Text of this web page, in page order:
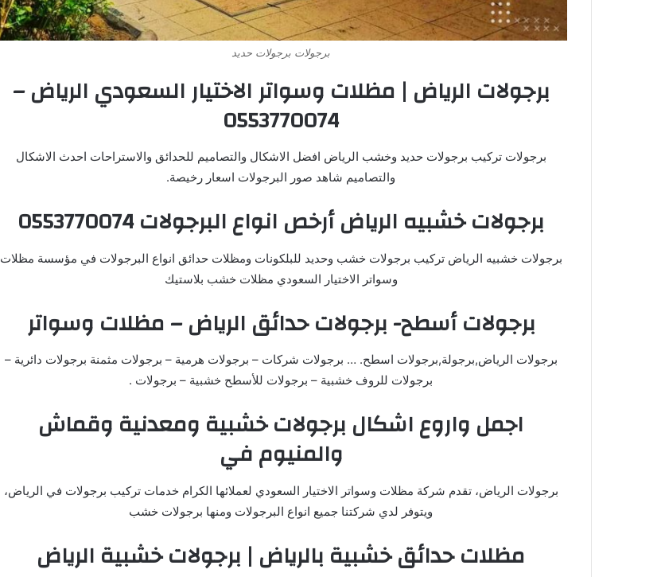
برجولات برجولات حديد
برجولات الرياض | مظلات وسواتر الاختيار السعودي الرياض –
0553770074
برجولات تركيب برجولات حديد وخشب الرياض افضل الاشكال والتصاميم للحدائق والاستراحات احدث الاشكال
والتصاميم شاهد صور البرجولات اسعار رخيصة.
برجولات خشبيه الرياض أرخص انواع البرجولات 0553770074
برجولات خشبيه الرياض تركيب برجولات خشب وحديد للبلكونات ومظلات حدائق انواع البرجولات في مؤسسة ‏مظلات
وسواتر الاختيار السعودي مظلات خشب بلاستيك‎
برجولات أسطح- برجولات حدائق الرياض – مظلات وسواتر
برجولات الرياض,برجولة,برجولات اسطح. … برجولات شركات – برجولات هرمية – برجولات مثمنة برجولات دائرية –
برجولات للروف خشبية – برجولات للأسطح خشبية – برجولات .
اجمل واروع اشكال برجولات خشبية ومعدنية وقماش
والمنيوم في
برجولات الرياض، تقدم شركة مظلات وسواتر الاختيار السعودي لعملائها الكرام خدمات تركيب برجولات في الرياض،
ويتوفر لدي شركتنا جميع انواع البرجولات ومنها برجولات خشب
مظلات حدائق خشبية بالرياض | برجولات خشبية الرياض